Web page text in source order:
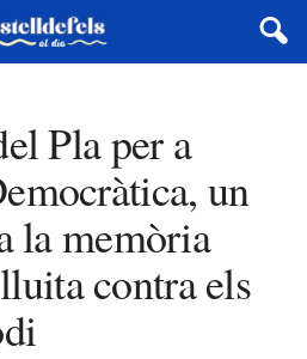
Pla per a
un
la memòria
contra els